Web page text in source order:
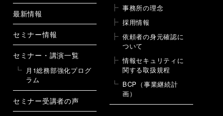
最新情報
セミナー情報
セミナー・講演一覧
月1総務部強化プログ
ラム
セミナー受講者の声
事務所の理念
採用情報
依頼者の身元確認に
ついて
情報セキュリティに
関する取扱規程
BCP（事業継続計
画）